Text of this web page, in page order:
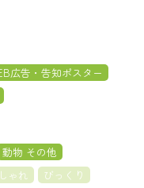
広告・告知ポスター
動物 その他
ゃれ
びっくり